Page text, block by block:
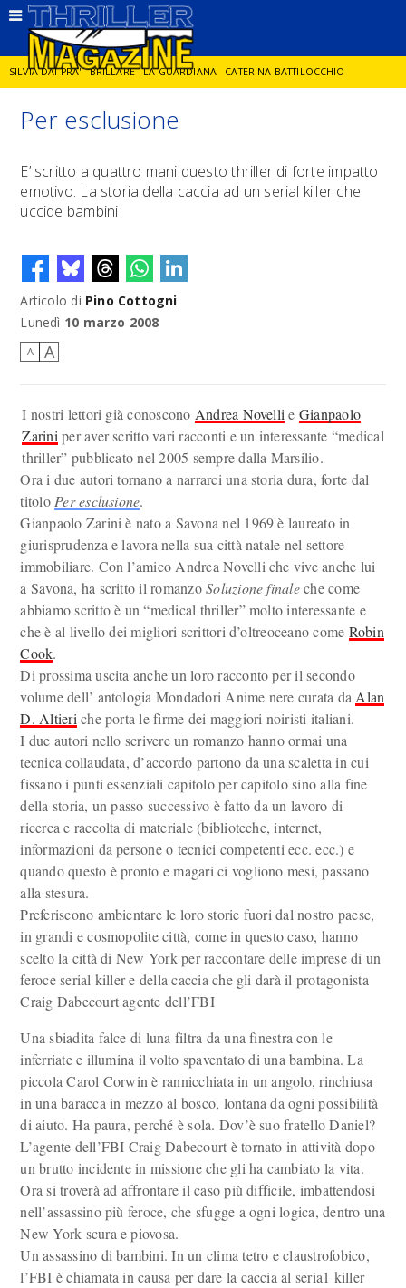
SILVIA DAI PRA' BRILLARE LA GUARDIANA CATERINA BATTILOCCHIO
JORGE DIAZ LA SPIA DELITTO IN CORNICE
DIEGO ZANDEL GLI ANNI DI PIETRA
Per esclusione
E’ scritto a quattro mani questo thriller di forte impatto
emotivo. La storia della caccia ad un serial killer che
uccide bambini
Articolo di Pino Cottogni
Lunedì 10 marzo 2008
A A
I nostri lettori già conoscono Andrea Novelli e Gianpaolo
Zarini per aver scritto vari racconti e un interessante “medical
thriller” pubblicato nel 2005 sempre dalla Marsilio.
Ora i due autori tornano a narrarci una storia dura, forte dal
titolo Per esclusione.
Gianpaolo Zarini è nato a Savona nel 1969 è laureato in
giurisprudenza e lavora nella sua città natale nel settore
immobiliare. Con l’amico Andrea Novelli che vive anche lui
a Savona, ha scritto il romanzoSoluzione finaleche come
abbiamo scritto è un “medical thriller” molto interessante e
che è al livello dei migliori scrittori d’oltreoceano come Robin
Cook.
Di prossima uscita anche un loro racconto per il secondo
volume dell’ antologia Mondadori Anime nere curata da Alan
D. Altieri che porta le firme dei maggiori noiristi italiani.
I due autori nello scrivere un romanzo hanno ormai una
tecnica collaudata, d’accordo partono da una scaletta in cui
fissano i punti essenziali capitolo per capitolo sino alla fine
della storia, un passo successivo è fatto da un lavoro di
ricerca e raccolta di materiale (biblioteche, internet,
informazioni da persone o tecnici competenti ecc. ecc.) e
quando questo è pronto e magari ci vogliono mesi, passano
alla stesura.
Preferiscono ambientare le loro storie fuori dal nostro paese,
in grandi e cosmopolite città, come in questo caso, hanno
scelto la città di New York per raccontare delle imprese di un
feroce serial killer e della caccia che gli darà il protagonista
Craig Dabecourt agente dell’FBI
Una sbiadita falce di luna filtra da una finestra con le
inferriate e illumina il volto spaventato di una bambina. La
piccola Carol Corwin è rannicchiata in un angolo, rinchiusa
in una baracca in mezzo al bosco, lontana da ogni possibilità
di aiuto. Ha paura, perché è sola. Dov’è suo fratello Daniel?
L’agente dell’FBI Craig Dabecourt è tornato in attività dopo
un brutto incidente in missione che gli ha cambiato la vita.
Ora si troverà ad affrontare il caso più difficile, imbattendosi
nell’assassino più feroce, che sfugge a ogni logica, dentro una
New York scura e piovosa.
Un assassino di bambini. In un clima tetro e claustrofobico,
l’FBI è chiamata in causa per dare la caccia al seria1 killer